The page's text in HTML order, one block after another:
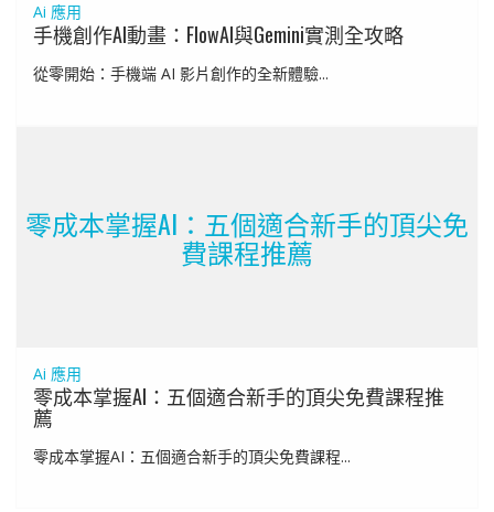
Ai 應用
手機創作AI動畫：FlowAI與Gemini實測全攻略
從零開始：手機端 AI 影片創作的全新體驗...
零成本掌握AI：五個適合新手的頂尖免
費課程推薦
Ai 應用
零成本掌握AI：五個適合新手的頂尖免費課程推
薦
零成本掌握AI：五個適合新手的頂尖免費課程...